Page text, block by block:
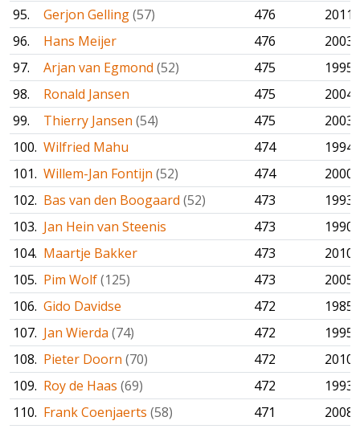
95.
Gerjon Gelling(57) 476
2011
96.
Hans Meijer 476
2003
97.
Arjan van Egmond (52) 475
1995
98.
Ronald Jansen 475
2004
99.
Thierry Jansen (54) 475
2003
100. Wilfried Mahu 474
1994
101. Willem-Jan Fontijn (52) 474
2000
102. Bas van den Boogaard (52) 473
1993
103. Jan Hein van Steenis 473
1990
104. Maartje Bakker 473
2010
105. Pim Wolf(125) 473
2005
106. Gido Davidse 472
1985
107. Jan Wierda (74) 472
1995
108. Pieter Doorn (70) 472
2010
109. Roy de Haas (69) 472
1993
110. Frank Coenjaerts (58) 471
2008